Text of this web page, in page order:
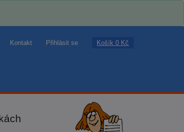
Kontakt Přihlásit se Košík 0 Kč